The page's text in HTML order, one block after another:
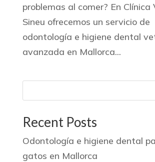
problemas al comer? En Clínica
Sineu ofrecemos un servicio de
odontología e higiene dental
avanzada en Mallorca...
Recent Posts
Odontología e higiene dental
gatos en Mallorca